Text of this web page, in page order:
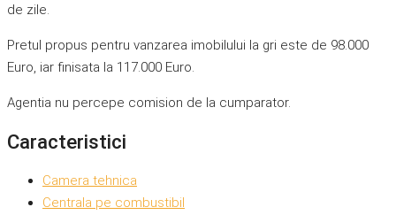
de zile.
Pretul propus pentru vanzarea imobilului la gri este de 98.000
Euro, iar finisata la 117.000 Euro.
Agentia nu percepe comision de la cumparator.
Caracteristici
Camera tehnica
Centrala pe combustibil